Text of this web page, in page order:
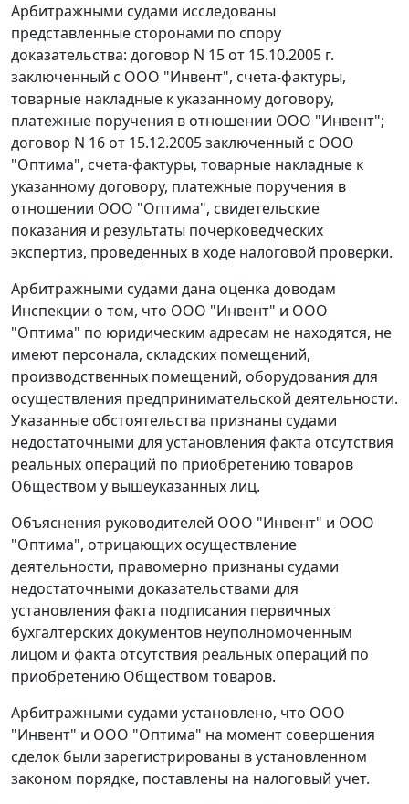
Арбитражными судами исследованы
представленные сторонами по спору
доказательства: договор N 15 от 15.10.2005 г.
заключенный с ООО "Инвент", счета-фактуры,
товарные накладные к указанному договору,
платежные поручения в отношении ООО "Инвент";
договор N 16 от 15.12.2005 заключенный с ООО
"Оптима", счета-фактуры, товарные накладные к
указанному договору, платежные поручения в
отношении ООО "Оптима", свидетельские
показания и результаты почерковедческих
экспертиз, проведенных в ходе налоговой проверки.
Арбитражными судами дана оценка доводам
Инспекции о том, что ООО "Инвент" и ООО
"Оптима" по юридическим адресам не находятся, не
имеют персонала, складских помещений,
производственных помещений, оборудования для
осуществления предпринимательской деятельности.
Указанные обстоятельства признаны судами
недостаточными для установления факта отсутствия
реальных операций по приобретению товаров
Обществом у вышеуказанных лиц.
Объяснения руководителей ООО "Инвент" и ООО
"Оптима", отрицающих осуществление
деятельности, правомерно признаны судами
недостаточными доказательствами для
установления факта подписания первичных
бухгалтерских документов неуполномоченным
лицом и факта отсутствия реальных операций по
приобретению Обществом товаров.
Арбитражными судами установлено, что ООО
"Инвент" и ООО "Оптима" на момент совершения
сделок были зарегистрированы в установленном
законом порядке, поставлены на налоговый учет.